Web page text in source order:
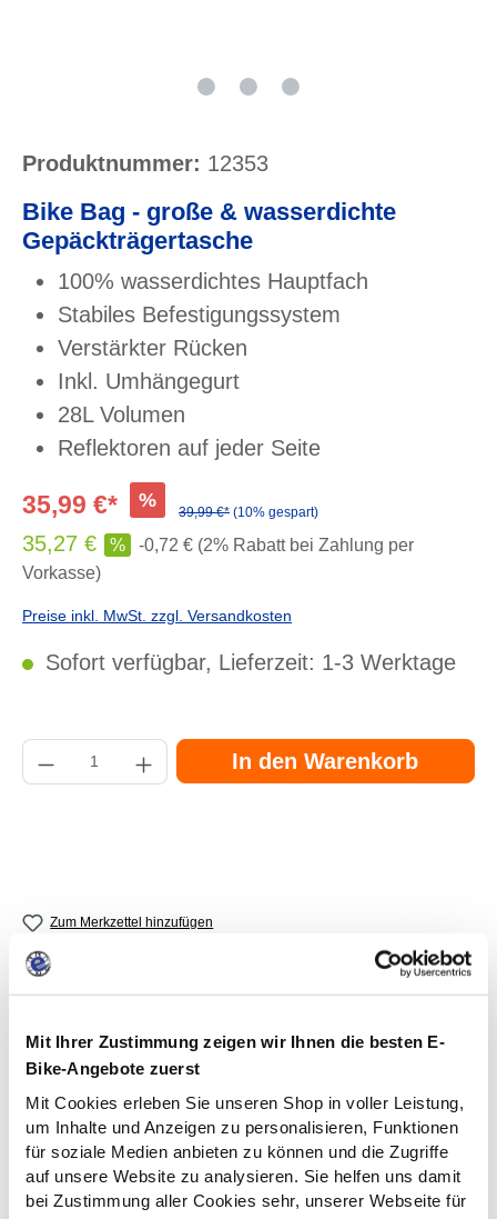
Mit Ihrer Zustimmung zeigen wir Ihnen die besten E-
Bike-Angebote zuerst
Mit Cookies erleben Sie unseren Shop in voller Leistung,
um Inhalte und Anzeigen zu personalisieren, Funktionen
für soziale Medien anbieten zu können und die Zugriffe
auf unsere Website zu analysieren. Sie helfen uns damit
bei Zustimmung aller Cookies sehr, unserer Webseite für
Produktnummer: 12353
Bike Bag - große & wasserdichte
Gepäckträgertasche
100% wasserdichtes Hauptfach
Stabiles Befestigungssystem
Verstärkter Rücken
Inkl. Umhängegurt
28L Volumen
Reflektoren auf jeder Seite
35,99 €* %
39,99 €* (10% gespart)
35,27 € %
-0,72 € (2% Rabatt bei Zahlung per
Vorkasse)
Preise inkl. MwSt. zzgl. Versandkosten
Sofort verfügbar, Lieferzeit: 1-3 Werktage
Produkt Anzahl: Gib den gewünschten Wert ein oder benutze die
In den Warenkorb
Zum Merkzettel hinzufügen
Fertig montierter Versand
Dein eBike kommt per Spedition und
ist sofort fahrbereit!